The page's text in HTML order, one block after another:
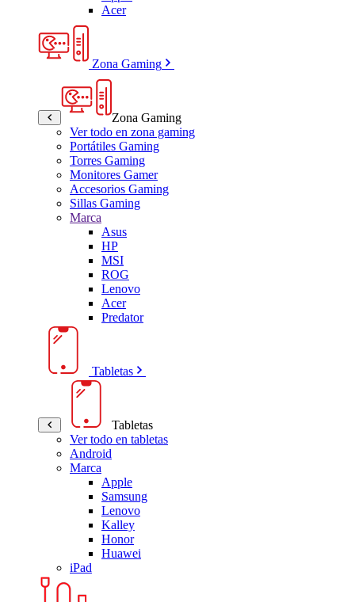
Acer
Zona Gaming
Zona Gaming
Ver todo en zona gaming
Portátiles Gaming
Torres Gaming
Monitores Gamer
Accesorios Gaming
Sillas Gaming
Marca
Asus
HP
MSI
ROG
Lenovo
Acer
Predator
Tabletas
Tabletas
Ver todo en tabletas
Android
Marca
Apple
Samsung
Lenovo
Kalley
Honor
Huawei
iPad